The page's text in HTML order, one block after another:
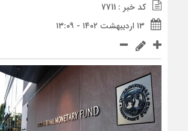
کد خبر : 7711
۱۳ اردیبهشت ۱۴۰۲ - ۱۳:۰۹